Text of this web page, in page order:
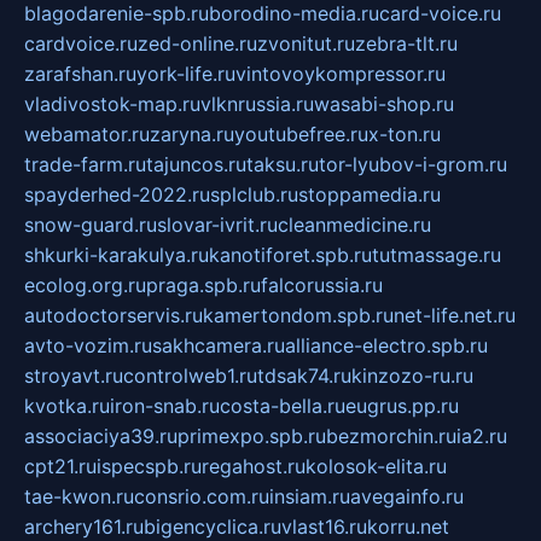
blagodarenie-spb.ruborodino-media.rucard-voice.ru
cardvoice.ruzed-online.ruzvonitut.ruzebra-tlt.ru
zarafshan.ruyork-life.ruvintovoykompressor.ru
vladivostok-map.ruvlknrussia.ruwasabi-shop.ru
webamator.ruzaryna.ruyoutubefree.rux-ton.ru
trade-farm.rutajuncos.rutaksu.rutor-lyubov-i-grom.ru
spayderhed-2022.rusplclub.rustoppamedia.ru
snow-guard.ruslovar-ivrit.rucleanmedicine.ru
shkurki-karakulya.rukanotiforet.spb.rututmassage.ru
ecolog.org.rupraga.spb.rufalcorussia.ru
autodoctorservis.rukamertondom.spb.runet-life.net.ru
avto-vozim.rusakhcamera.rualliance-electro.spb.ru
stroyavt.rucontrolweb1.rutdsak74.rukinzozo-ru.ru
kvotka.ruiron-snab.rucosta-bella.rueugrus.pp.ru
associaciya39.ruprimexpo.spb.rubezmorchin.ruia2.ru
cpt21.ruispecspb.ruregahost.rukolosok-elita.ru
tae-kwon.ruconsrio.com.ruinsiam.ruavegainfo.ru
archery161.rubigencyclica.ruvlast16.rukorru.net